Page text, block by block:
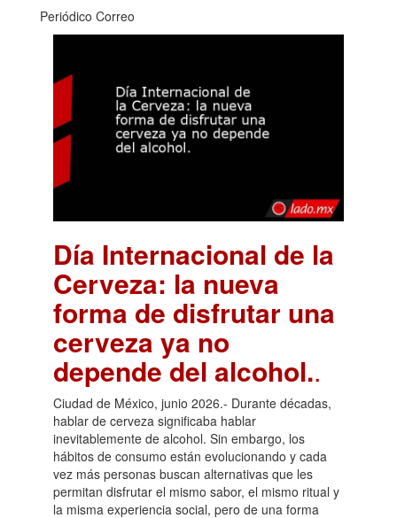
Periódico Correo
Día Internacional de la
Cerveza: la nueva
forma de disfrutar una
cerveza ya no
depende del alcohol..
Ciudad de México, junio 2026.- Durante décadas,
hablar de cerveza significaba hablar
inevitablemente de alcohol. Sin embargo, los
hábitos de consumo están evolucionando y cada
vez más personas buscan alternativas que les
permitan disfrutar el mismo sabor, el mismo ritual y
la misma experiencia social, pero de una forma